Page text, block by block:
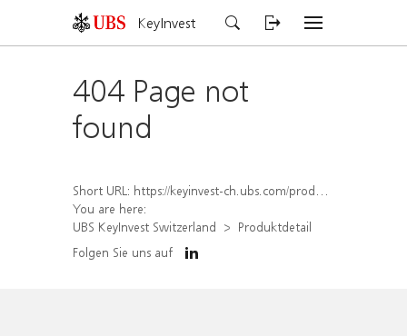
KeyInvest
404 Page not
found
Short URL: https://keyinvest-ch.ubs.com/produkt/detail/index/isin/CH1565644130
You are here:
UBS KeyInvest Switzerland
Produktdetail
Folgen Sie uns auf